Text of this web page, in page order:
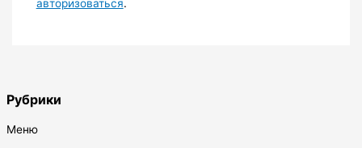
авторизоваться.
Рубрики
Меню